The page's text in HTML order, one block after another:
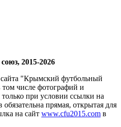
2015-2026
"Крымский футбольный
том числе фотографий и
при условии ссылки на
обязательна прямая, открытая для
на сайт www.cfu2015.com в